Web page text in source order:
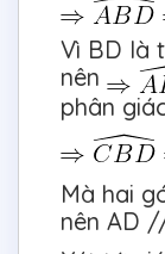
Vì BD là
nên
phân
Mà hai
nên AD